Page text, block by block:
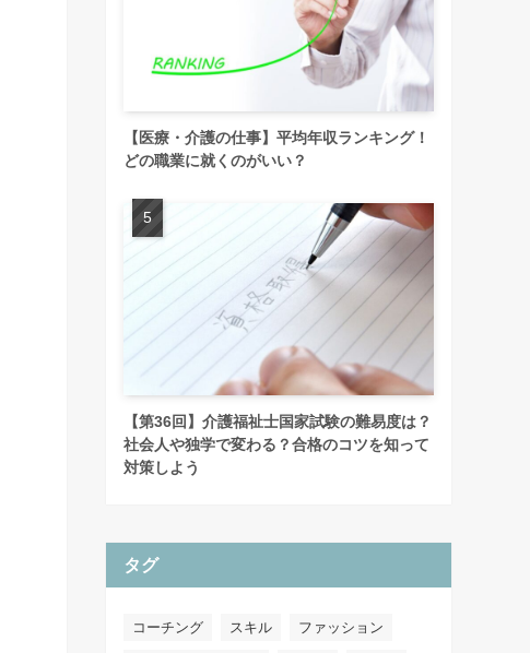
【医療・介護の仕事】平均年収ランキング！
どの職業に就くのがいい？
【第36回】介護福祉士国家試験の難易度は？
社会人や独学で変わる？合格のコツを知って
対策しよう
タグ
コーチング スキル ファッション